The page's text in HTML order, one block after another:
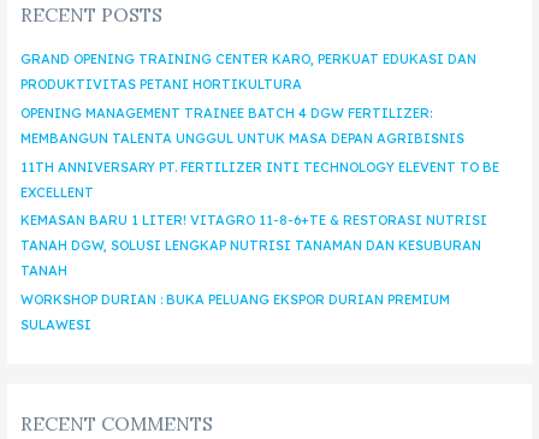
RECENT POSTS
GRAND OPENING TRAINING CENTER KARO, PERKUAT EDUKASI DAN
PRODUKTIVITAS PETANI HORTIKULTURA
OPENING MANAGEMENT TRAINEE BATCH 4 DGW FERTILIZER:
MEMBANGUN TALENTA UNGGUL UNTUK MASA DEPAN AGRIBISNIS
11TH ANNIVERSARY PT. FERTILIZER INTI TECHNOLOGY ELEVENT TO BE
EXCELLENT
KEMASAN BARU 1 LITER! VITAGRO 11-8-6+TE & RESTORASI NUTRISI
TANAH DGW, SOLUSI LENGKAP NUTRISI TANAMAN DAN KESUBURAN
TANAH
WORKSHOP DURIAN : BUKA PELUANG EKSPOR DURIAN PREMIUM
SULAWESI
RECENT COMMENTS